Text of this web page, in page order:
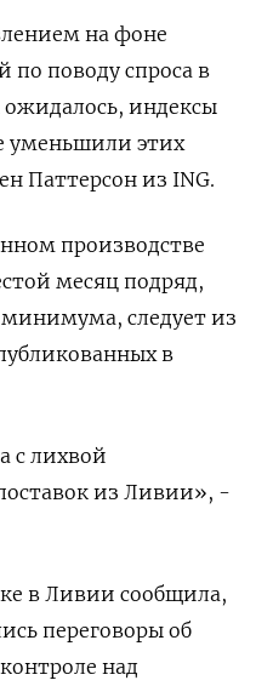
на фоне
по поводу спроса в
ожидалось, индексы
уменьшили этих
Паттерсон из ING.
производстве
месяц подряд,
минимума, следует из
в
с лихвой
из Ливии», -
в Ливии сообщила,
переговоры об
над